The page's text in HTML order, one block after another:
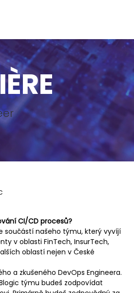
CI/CD procesů?
součástí našeho týmu, který vyvíjí
v oblasti FinTech, InsurTech,
oblastí nejen v České
a zkušeného DevOps Engineera.
týmu budeš zodpovídat